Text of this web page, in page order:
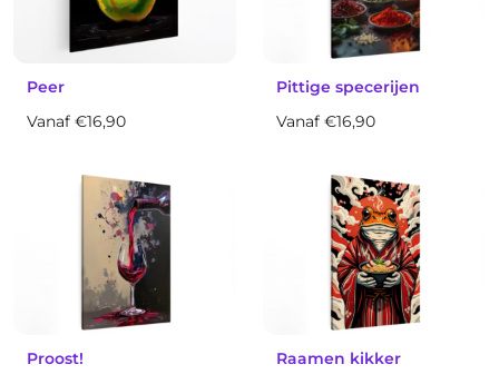
Peer
Vanaf €16,90
Pittige specerijen
Vanaf €16,90
Proost!
Raamen kikker